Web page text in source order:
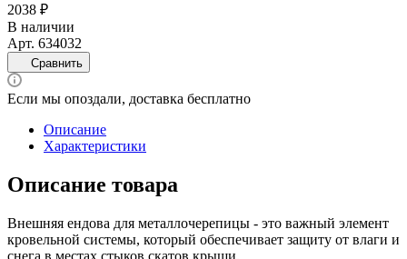
2038 ₽
В наличии
Арт. 634032
Сравнить
Если мы опоздали, доставка бесплатно
Описание
Характеристики
Описание товара
Внешняя ендова для металлочерепицы - это важный элемент
кровельной системы, который обеспечивает защиту от влаги и
снега в местах стыков скатов крыши.